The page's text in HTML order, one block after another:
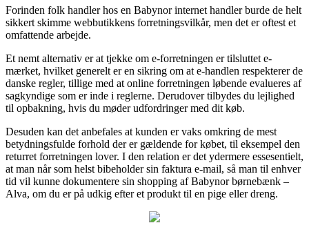
Forinden folk handler hos en Babynor internet handler burde de helt
sikkert skimme webbutikkens forretningsvilkår, men det er oftest et
omfattende arbejde.
Et nemt alternativ er at tjekke om e-forretningen er tilsluttet e-
mærket, hvilket generelt er en sikring om at e-handlen respekterer de
danske regler, tillige med at online forretningen løbende evalueres af
sagkyndige som er inde i reglerne. Derudover tilbydes du lejlighed
til opbakning, hvis du møder udfordringer med dit køb.
Desuden kan det anbefales at kunden er vaks omkring de mest
betydningsfulde forhold der er gældende for købet, til eksempel den
returret forretningen lover. I den relation er det ydermere essesentielt,
at man når som helst bibeholder sin faktura e-mail, så man til enhver
tid vil kunne dokumentere sin shopping af Babynor børnebænk –
Alva, om du er på udkig efter et produkt til en pige eller dreng.